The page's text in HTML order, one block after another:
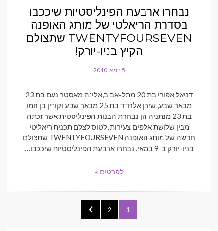
נבחרו ארבעת הפינליסטיות שיככבו
בסדרת הריאלטי של מותג האופנה
TWENTYFOURSEVEN שתצולם
הקיץ בניו-יורק!
POSTED
5 במאי 2010
דניאל אפורי בת 20 מתל-אביב,אלינה מאסטר נעם בת 23
מבאר שבע, שירן אלחדד בת 25 מבאר שבע וקורין בן חמו
בת 23 מנתניה הן נבחרת הבנות הפינליסטית אשר זכתה
מבין שלושת אלפים צעירות ,לטוס לצלם תכנית ריאליטי
חדשה של מותג האופנה TWENTYFOURSEVEN שתצולם
בניו-יורק ב-9 במאי. נבחרו ארבעת הפינליסטיות שיככבו…
לפרטים »
PAGE
1
PAGE
2
NEXT
PAGE